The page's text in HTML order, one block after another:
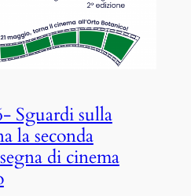
Sguardi sulla
la seconda
di cinema